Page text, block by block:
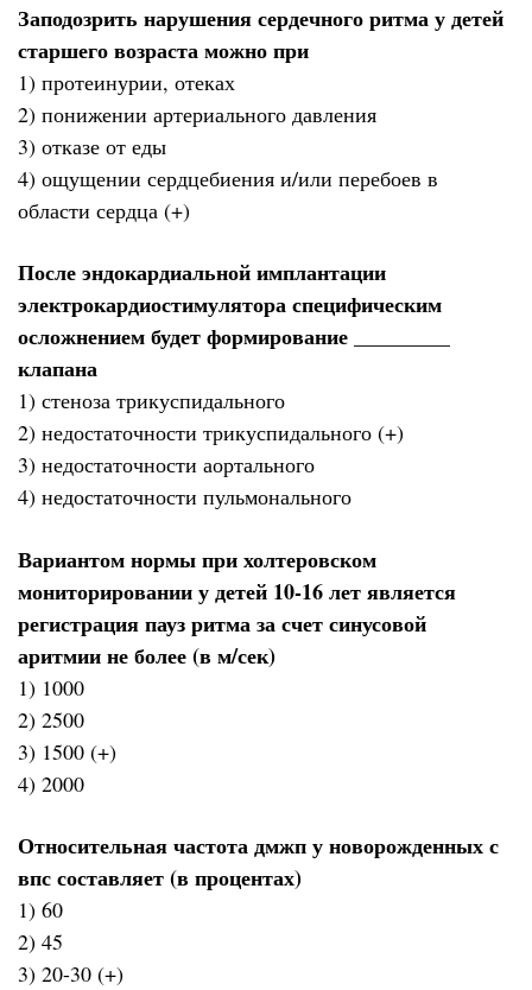
Заподозрить нарушения сердечного ритма у детей
старшего возраста можно при
1) протеинурии, отеках
2) понижении артериального давления
3) отказе от еды
4) ощущении сердцебиения и/или перебоев в
области сердца (+)
После эндокардиальной имплантации
электрокардиостимулятора специфическим
осложнением будет формирование _________
клапана
1) стеноза трикуспидального
2) недостаточности трикуспидального (+)
3) недостаточности аортального
4) недостаточности пульмонального
Вариантом нормы при холтеровском
мониторировании у детей 10-16 лет является
регистрация пауз ритма за счет синусовой
аритмии не более (в м/сек)
1) 1000
2) 2500
3) 1500 (+)
4) 2000
Относительная частота дмжп у новорожденных с
впс составляет (в процентах)
1) 60
2) 45
3) 20-30 (+)